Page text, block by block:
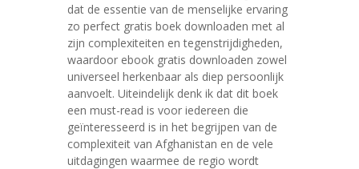
dat de essentie van de menselijke ervaring
zo perfect gratis boek downloaden met al
zijn complexiteiten en tegenstrijdigheden,
waardoor ebook gratis downloaden zowel
universeel herkenbaar als diep persoonlijk
aanvoelt. Uiteindelijk denk ik dat dit boek
een must-read is voor iedereen die
geïnteresseerd is in het begrijpen van de
complexiteit van Afghanistan en de vele
uitdagingen waarmee de regio wordt